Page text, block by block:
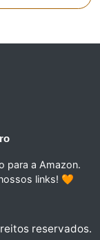
para a Amazon.
links! 🧡
reservados.